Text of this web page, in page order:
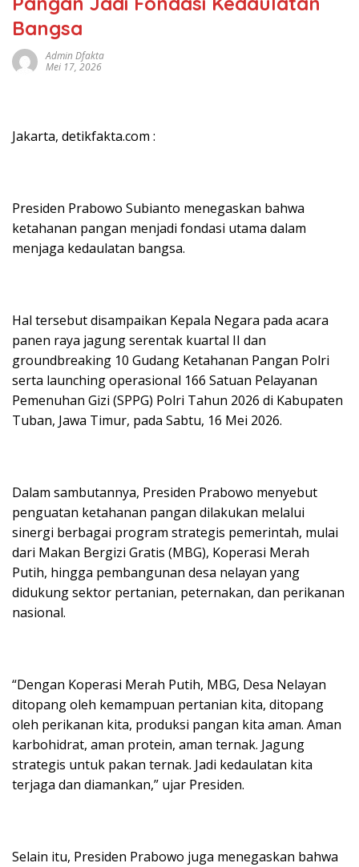
Bangsa
Admin Dfakta
Mei 17, 2026
Jakarta, detikfakta.com :
Presiden Prabowo Subianto menegaskan bahwa
ketahanan pangan menjadi fondasi utama dalam
menjaga kedaulatan bangsa.
Hal tersebut disampaikan Kepala Negara pada acara
panen raya jagung serentak kuartal II dan
groundbreaking 10 Gudang Ketahanan Pangan Polri
serta launching operasional 166 Satuan Pelayanan
Pemenuhan Gizi (SPPG) Polri Tahun 2026 di Kabupaten
Tuban, Jawa Timur, pada Sabtu, 16 Mei 2026.
Dalam sambutannya, Presiden Prabowo menyebut
penguatan ketahanan pangan dilakukan melalui
sinergi berbagai program strategis pemerintah, mulai
dari Makan Bergizi Gratis (MBG), Koperasi Merah
Putih, hingga pembangunan desa nelayan yang
didukung sektor pertanian, peternakan, dan perikanan
nasional.
“Dengan Koperasi Merah Putih, MBG, Desa Nelayan
ditopang oleh kemampuan pertanian kita, ditopang
oleh perikanan kita, produksi pangan kita aman. Aman
karbohidrat, aman protein, aman ternak. Jagung
strategis untuk pakan ternak. Jadi kedaulatan kita
terjaga dan diamankan,” ujar Presiden.
Selain itu, Presiden Prabowo juga menegaskan bahwa